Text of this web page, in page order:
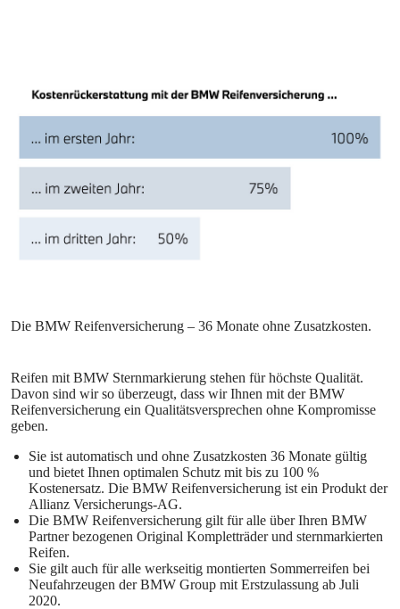
Reifen mit BMW Sternmarkierung stehen für höchste Qualität.
Davon sind wir so überzeugt, dass wir Ihnen mit der BMW
Reifenversicherung ein Qualitätsversprechen ohne Kompromisse
geben.
Sie ist automatisch und ohne Zusatzkosten 36 Monate gültig
und bietet Ihnen optimalen Schutz mit bis zu 100 %
Kostenersatz. Die BMW Reifenversicherung ist ein Produkt der
Allianz Versicherungs-AG.
Die BMW Reifenversicherung gilt für alle über Ihren BMW
Partner bezogenen Original Kompletträder und sternmarkierten
Reifen.
Sie gilt auch für alle werkseitig montierten Sommerreifen bei
Neufahrzeugen der BMW Group mit Erstzulassung ab Juli
2020.